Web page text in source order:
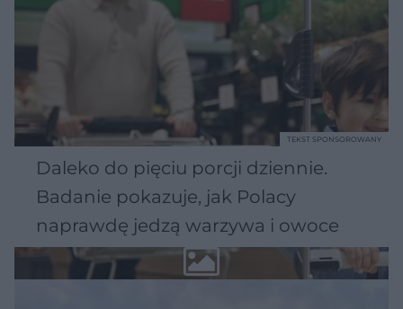
Daleko do pięciu porcji dziennie.
Badanie pokazuje, jak Polacy
naprawdę jedzą warzywa i owoce
TEKST SPONSOROWANY